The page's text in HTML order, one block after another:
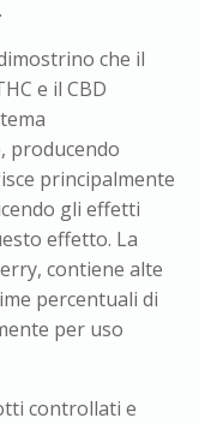
che il
e il CBD
producendo
principalmente
gli effetti
effetto. La
contiene alte
percentuali di
per uso
controllati e